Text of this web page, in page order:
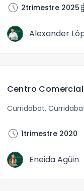
schedule 2trimestre 2025
Alexander
Curridabat,
schedule 1trimestre 2020
Eneida Agüin